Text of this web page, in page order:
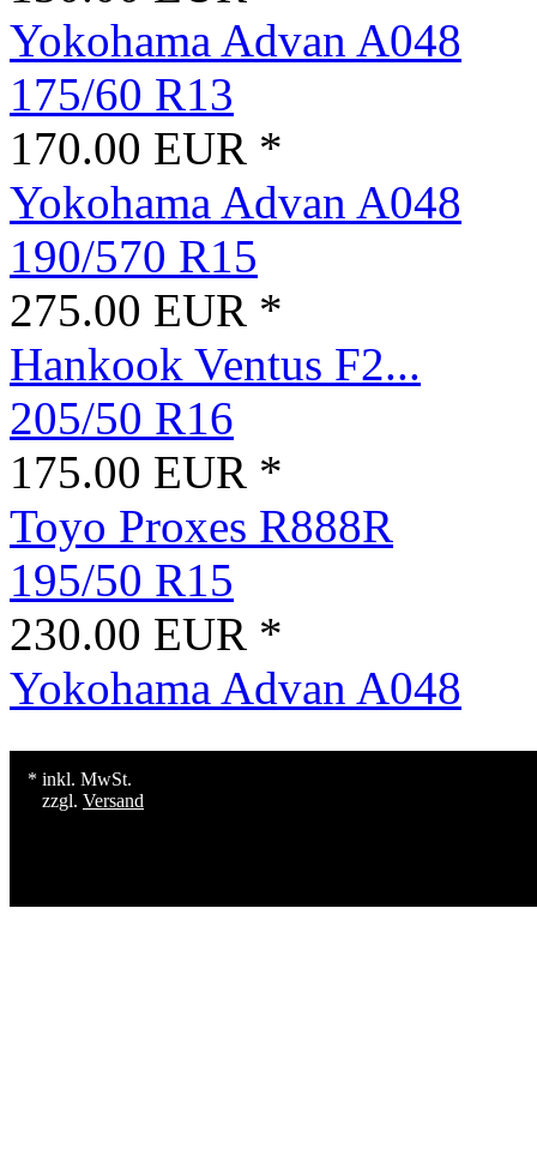
Yokohama Advan A048
175/60 R13
170.00 EUR *
Yokohama Advan A048
190/570 R15
275.00 EUR *
Hankook Ventus F2...
205/50 R16
175.00 EUR *
Toyo Proxes R888R
195/50 R15
230.00 EUR *
Yokohama Advan A048
* inkl. MwSt.
zzgl. Versand